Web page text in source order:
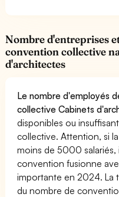
Nombre d'entreprises
convention collective
d'architectes
Le nombre d'employés
collective Cabinets
disponibles ou
collective. Attention, si
moins de 5000
convention fusionne
importante en 2024. La
du nombre de